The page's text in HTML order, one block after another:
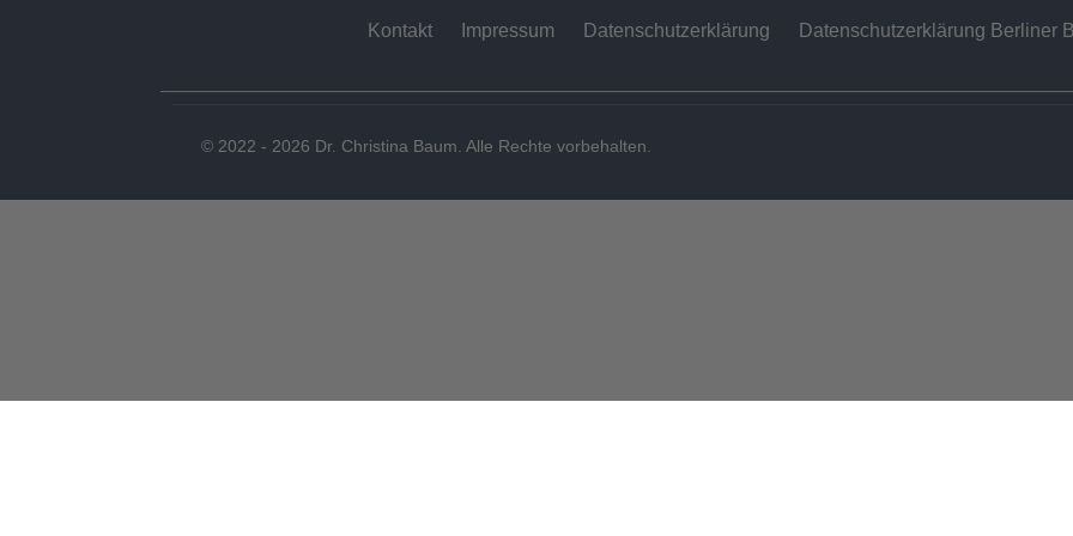
Kontakt Impressum Datenschutzerklärung Datenschutzerklärung Berliner
© 2022 - 2026 Dr. Christina Baum. Alle Rechte vorbehalten.